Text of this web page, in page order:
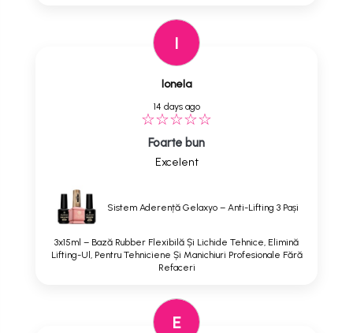
I
Ionela
14 days ago
Foarte bun
Excelent
Sistem Aderență Gelaxyo – Anti-Lifting 3 Pași
3x15ml – Bază Rubber Flexibilă Și Lichide Tehnice, Elimină
Lifting-Ul, Pentru Tehniciene Și Manichiuri Profesionale Fără
Refaceri
E